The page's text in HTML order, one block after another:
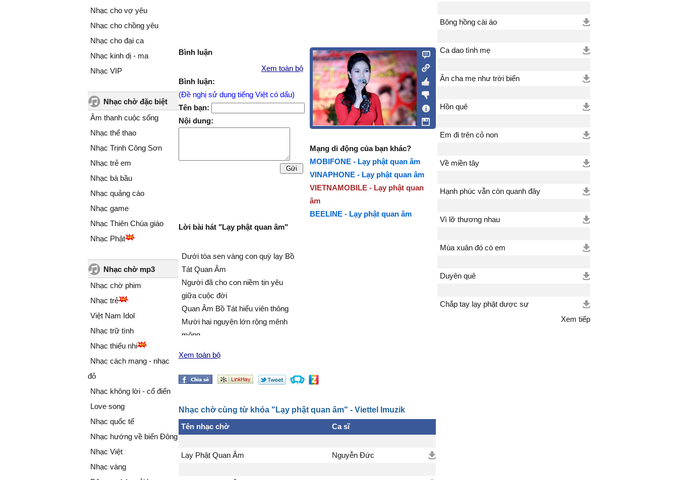
Nhạc cho vợ yêu
Nhạc cho chồng yêu
Nhạc cho đại ca
Nhạc kinh dị - ma
Nhạc VIP
Nhạc chờ đặc biệt
Âm thanh cuộc sống
Nhạc thể thao
Nhạc Trịnh Công Sơn
Nhạc trẻ em
Nhạc bà bầu
Nhạc quảng cáo
Nhạc game
Nhạc Thiên Chúa giáo
Nhạc Phật
Nhạc chờ mp3
Nhạc chờ phim
Nhạc trẻ
Việt Nam Idol
Nhạc trữ tình
Nhạc thiếu nhi
Nhạc cách mạng - nhạc
đỏ
Nhạc không lời - cổ điển
Love song
Nhạc quốc tế
Nhạc hướng về biển Đông
Nhạc Việt
Nhạc vàng
Bình luận
Xem toàn bộ
Bình luận:
(Đề nghị sử dụng tiếng Việt có dấu)
Tên bạn:
Nội dung:
Mạng di động của bạn khác?
MOBIFONE - Lạy phật quan âm
VINAPHONE - Lạy phật quan âm
VIETNAMOBILE - Lạy phật quan
âm
BEELINE - Lạy phật quan âm
Lời bài hát "Lạy phật quan âm"
Dưới tòa sen vàng con quỳ lạy Bồ
Tát Quan Âm
Người đã cho con niềm tin yêu
giữa cuộc đời
Quan Âm Bồ Tát hiểu viên thông
Mười hai nguyện lớn rộng mênh
mông
nạn từ bi độ đời
Quan Âm...
Trái tim sáng ngời... cứu người
Quan Âm...
Tay cầm bình nước Cam Lồ
rưới khắp thế gian
Xem toàn bộ
Nhạc chờ cùng từ khóa "Lạy phật quan âm" - Viettel Imuzik
Tên nhạc chờ
Ca sĩ
Lạy Phật Quan Âm Nguyễn Đức
Bông hồng cài áo
Ca dao tình mẹ
Ân cha mẹ như trời biển
Hồn quê
Em đi trên cỏ non
Về miền tây
Hạnh phúc vẫn còn quanh đây
Vì lỡ thương nhau
Mùa xuân đó có em
Duyên quê
Chắp tay lạy phật dược sư
Xem tiếp